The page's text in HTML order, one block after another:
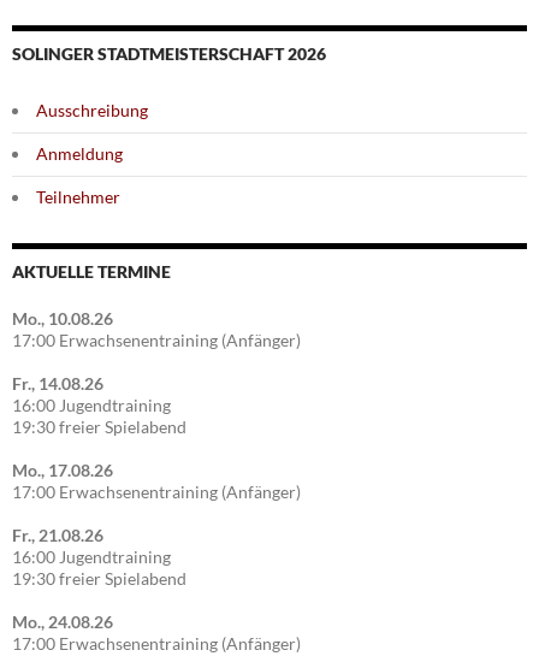
SOLINGER STADTMEISTERSCHAFT 2026
Ausschreibung
Anmeldung
Teilnehmer
AKTUELLE TERMINE
Mo., 10.08.26
17:00 Erwachsenentraining (Anfänger)
Fr., 14.08.26
16:00 Jugendtraining
19:30 freier Spielabend
Mo., 17.08.26
17:00 Erwachsenentraining (Anfänger)
Fr., 21.08.26
16:00 Jugendtraining
19:30 freier Spielabend
Mo., 24.08.26
17:00 Erwachsenentraining (Anfänger)